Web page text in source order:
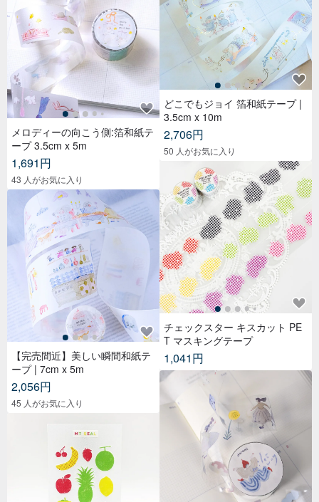
メロディーの向こう側:箔和紙テ
ープ 3.5cm x 5m
1,691円
43 人がお気に入り
【完売間近】美しい瞬間和紙テ
ープ | 7cm x 5m
2,056円
45 人がお気に入り
どこでもジョイ 箔和紙テープ |
3.5cm x 10m
2,706円
50 人がお気に入り
チェックスター キスカット PE
T マスキングテープ
1,041円